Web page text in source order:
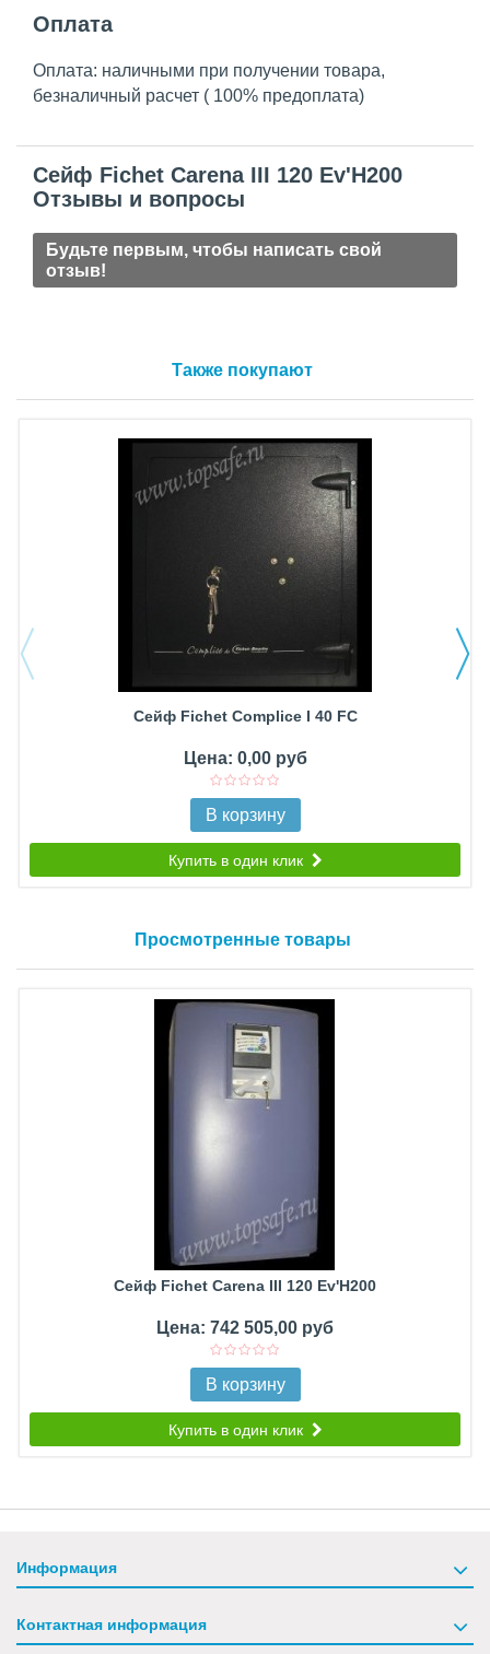
Оплата
Оплата: наличными при получении товара,
безналичный расчет ( 100% предоплата)
Сейф Fichet Carena III 120 Ev'H200
Отзывы и вопросы
Будьте первым, чтобы написать свой
отзыв!
Также покупают
Сейф Fichet Complice I 40 FC
Цена: 0,00 руб
В корзину
Купить в один клик
Просмотренные товары
Сейф Fichet Carena III 120 Ev'H200
Цена: 742 505,00 руб
В корзину
Купить в один клик
Информация
Контактная информация